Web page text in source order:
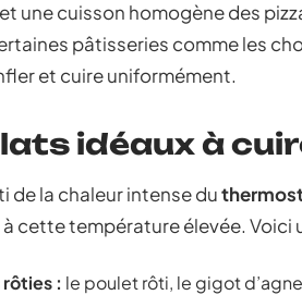
une cuisson homogène des
pâtisseries comme les
et cuire uniformément.
idéaux à
de la chaleur intense du
cette température élevée. Voici
rôties : le poulet rôti, le gigot